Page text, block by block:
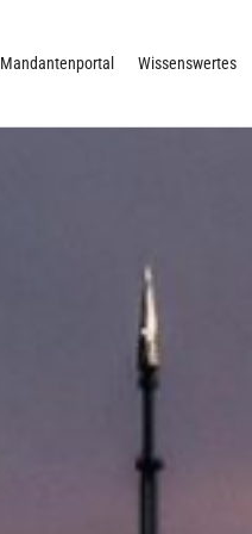
Mandantenportal Wissenswertes